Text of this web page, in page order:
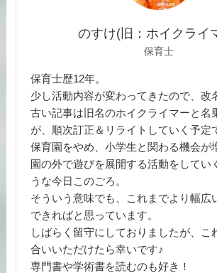
のすけ(旧：ホイクライ
保育士
保育士歴12年。
少し活動内容が変わってきたので、改
古い記事は旧名のホイクライマーと名
が、順次訂正＆リライトしていく予定
保育園をやめ、小学生と関わる機会が
園の外で遊びを展開する活動をしてい
うな今日このごろ。
そういう意味でも、これまでより幅広
できればと思っています。
しばらく留守にしておりましたが、こ
合いいただけたら幸いです♪
専門書や学術書を読むのも好き！